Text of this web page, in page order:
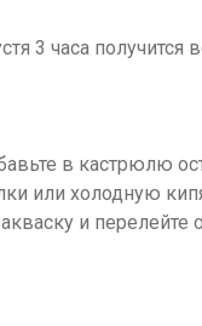
3 часа получится
в кастрюлю
или холодную
и перелейте